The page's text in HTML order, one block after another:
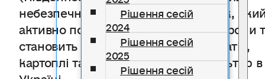
Рішення сесій
2024
Рішення сесій
2025
Рішення сесій
небезпечний карантинний шкідник,
активно поширюється у країнах Європи
становить загрозу для врожаю томатів,
картоплі та інших пасльонових культур в